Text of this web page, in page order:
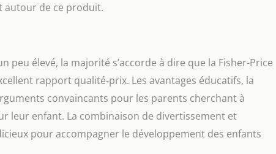
autour de ce produit.
élevé, la majorité s’accorde à dire que la Fisher-Price
rapport qualité-prix. Les avantages éducatifs, la
convaincants pour les parents cherchant à
leur enfant. La combinaison de divertissement et
pour accompagner le développement des enfants